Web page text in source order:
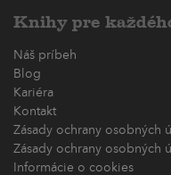
Knihy pre
Náš príbeh
Blog
Kariéra
Kontakt
Zásady ochrany osobných
Zásady ochrany osobných
Informácie o cookies